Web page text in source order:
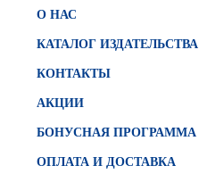
О НАС
КАТАЛОГ ИЗДАТЕЛЬСТВА
КОНТАКТЫ
АКЦИИ
БОНУСНАЯ ПРОГРАММА
ОПЛАТА И ДОСТАВКА